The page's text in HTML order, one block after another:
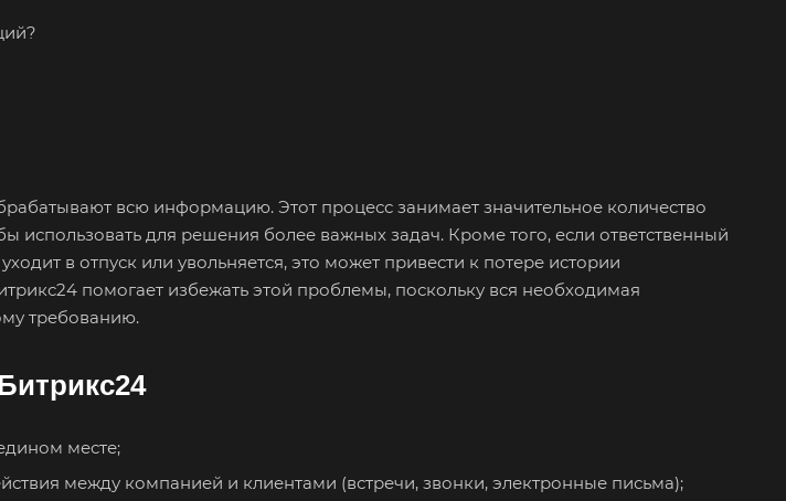
всю информацию. Этот процесс занимает значительное количество
использовать для решения более важных задач. Кроме того, если ответственный
в отпуск или увольняется, это может привести к потере истории
помогает избежать этой проблемы, поскольку вся необходимая
требованию.
месте;
между компанией и клиентами (встречи, звонки, электронные письма);